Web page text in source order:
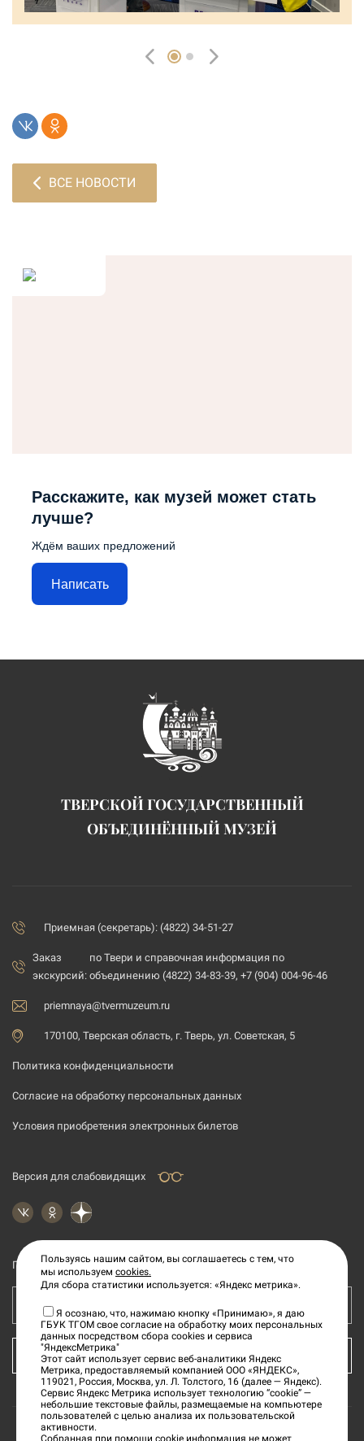
ВСЕ НОВОСТИ
Расскажите, как музей может стать
лучше?
Ждём ваших предложений
Написать
ТВЕРСКОЙ ГОСУДАРСТВЕННЫЙ
ОБЪЕДИНЁННЫЙ МУЗЕЙ
Приемная (секретарь): (4822) 34-51-27
Заказ
экскурсий:
по Твери и справочная информация по
объединению (4822) 34-83-39, +7 (904) 004-96-46
priemnaya@tvermuzeum.ru
170100, Тверская область, г. Тверь, ул. Советская, 5
Политика конфиденциальности
Согласие на обработку персональных данных
Условия приобретения электронных билетов
Версия для слабовидящих
Подпишитесь на рассылку новостей
Ваш e-mail адрес
КУПИТЬ БИЛЕТ
Пользуясь нашим сайтом, вы соглашаетесь с тем, что
мы используем cookies.
Для сбора статистики используется: «Яндекс метрика».
Я осознаю, что, нажимаю кнопку «Принимаю», я даю
ГБУК ТГОМ свое согласие на обработку моих персональных
данных посредством сбора cookies и сервиса
"ЯндексМетрика"
Этот сайт использует сервис веб-аналитики Яндекс
Метрика, предоставляемый компанией ООО «ЯНДЕКС»,
119021, Россия, Москва, ул. Л. Толстого, 16 (далее — Яндекс).
Сервис Яндекс Метрика использует технологию “cookie” —
небольшие текстовые файлы, размещаемые на компьютере
пользователей с целью анализа их пользовательской
активности.
Собранная при помощи cookie информация не может